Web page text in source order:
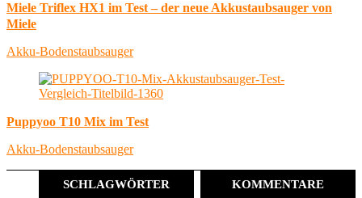
Miele Triflex HX1 im Test – der neue Akkustaubsauger von
Miele
Akku-Bodenstaubsauger
Puppyoo T10 Mix im Test
Akku-Bodenstaubsauger
SCHLAGWÖRTER KOMMENTARE